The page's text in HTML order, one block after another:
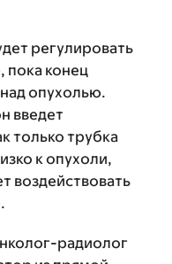
регулировать
пока конец
опухолью.
введет
только трубка
к опухоли,
воздействовать
радиолог